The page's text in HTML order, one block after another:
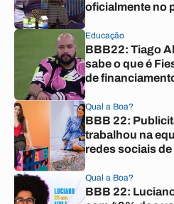
oficialmente no
Educação
BBB22: Tiago
sabe o que é
de
Qual a Boa?
BBB 22:
trabalhou na
redes sociais
Qual a Boa?
BBB 22: